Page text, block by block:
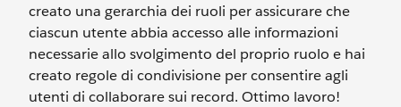
creato una gerarchia dei ruoli per assicurare che
ciascun utente abbia accesso alle informazioni
necessarie allo svolgimento del proprio ruolo e hai
creato regole di condivisione per consentire agli
utenti di collaborare sui record. Ottimo lavoro!